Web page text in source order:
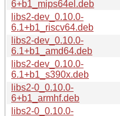
6+b1_mips64el.deb
libs2-dev_0.10.0-
6.1+b1_riscv64.deb
libs2-dev_0.10.0-
6.1+b1_amd64.deb
libs2-dev_0.10.0-
6.1+b1_s390x.deb
libs2-0_0.10.0-
6+b1_armhf.deb
libs2-0_0.10.0-